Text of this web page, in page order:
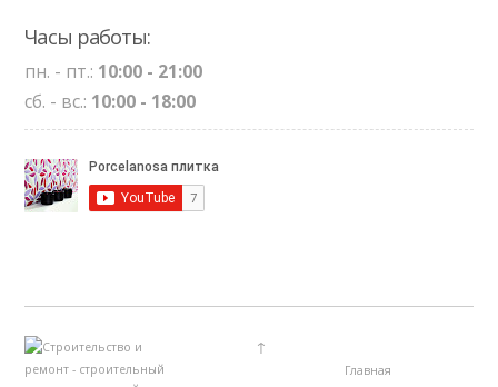
Часы работы:
пн. - пт.: 10:00 - 21:00
сб. - вс.: 10:00 - 18:00
↑
Главная